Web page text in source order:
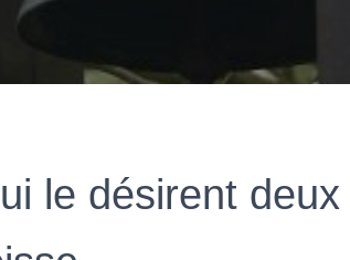
le désirent deux